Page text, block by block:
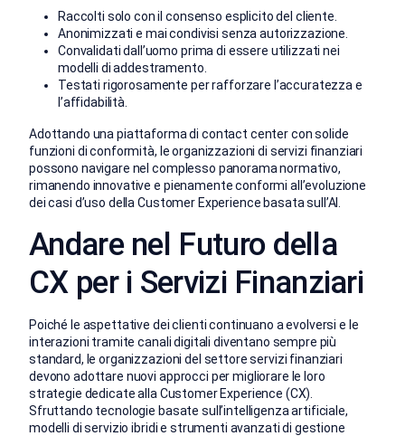
Raccolti solo con il consenso esplicito del cliente.
Anonimizzati e mai condivisi senza autorizzazione.
Convalidati dall’uomo prima di essere utilizzati nei
modelli di addestramento.
Testati rigorosamente per rafforzare l’accuratezza e
l’affidabilità.
Adottando una piattaforma di contact center con solide
funzioni di conformità, le organizzazioni di servizi finanziari
possono navigare nel complesso panorama normativo,
rimanendo innovative e pienamente conformi all’evoluzione
dei casi d’uso della Customer Experience basata sull’AI.
Andare nel Futuro della
CX per i Servizi Finanziari
Poiché le aspettative dei clienti continuano a evolversi e le
interazioni tramite canali digitali diventano sempre più
standard, le organizzazioni del settore servizi finanziari
devono adottare nuovi approcci per migliorare le loro
strategie dedicate alla Customer Experience (CX).
Sfruttando tecnologie basate sull’intelligenza artificiale,
modelli di servizio ibridi e strumenti avanzati di gestione